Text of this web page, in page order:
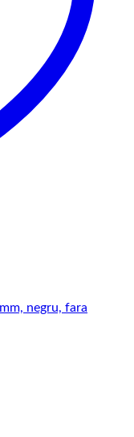
negru, fara